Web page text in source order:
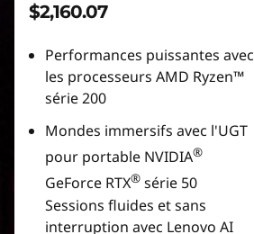
$2,160.07
Performances puissantes avec
les processeurs AMD Ryzen™
série 200
Mondes immersifs avec l'UGT
pour portable NVIDIA®
GeForce RTX® série 50
Sessions fluides et sans
interruption avec Lenovo AI